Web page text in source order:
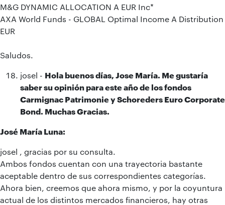
M&G DYNAMIC ALLOCATION A EUR Inc*
AXA World Funds - GLOBAL Optimal Income A Distribution
EUR
Saludos.
josel - Hola buenos días, Jose María. Me gustaría
saber su opinión para este año de los fondos
Carmignac Patrimonie y Schoreders Euro Corporate
Bond. Muchas Gracias.
José María Luna:
josel , gracias por su consulta.
Ambos fondos cuentan con una trayectoria bastante
aceptable dentro de sus correspondientes categorías.
Ahora bien, creemos que ahora mismo, y por la coyuntura
actual de los distintos mercados financieros, hay otras